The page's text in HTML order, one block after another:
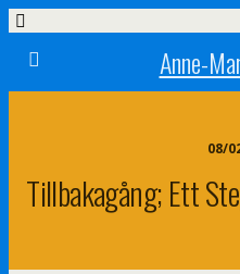
Anne-
08/
Tillbakagång; Ett